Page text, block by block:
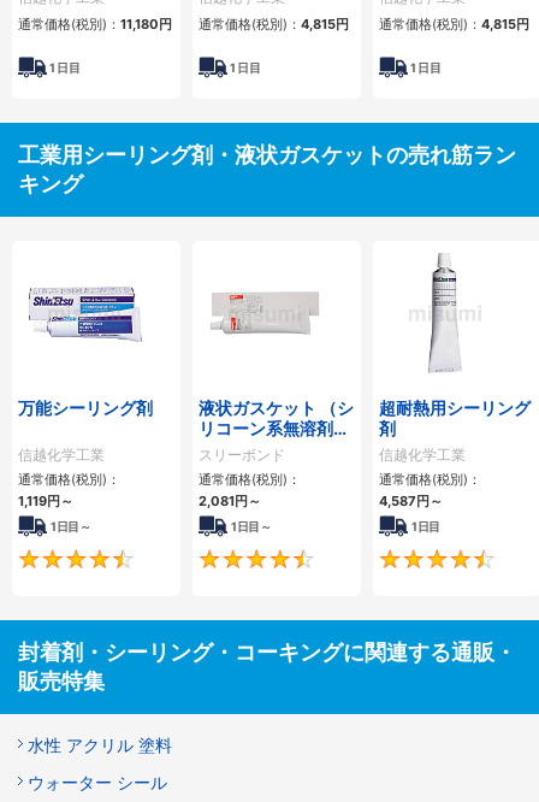
通常価格(税別)： 11,180円
1 日目
通常価格(税別)： 4,815円
1 日目
通常価格(税別)： 4,815円
1 日目
工業用シーリング剤・液状ガスケットの売れ筋ラン
キング
万能シーリング剤
信越化学工業
通常価格(税別)：
1,119円～
1日目～
4.6
液状ガスケット （シ
リコーン系無溶剤タ
イプ）
スリーボンド
通常価格(税別)：
2,081円～
1日目～
4.4
超耐熱用シーリング
剤
信越化学工業
通常価格(税別)：
4,587円～
1日目
封着剤・シーリング・コーキングに関連する通販・
販売特集
水性 アクリル 塗料
ウォーター シール